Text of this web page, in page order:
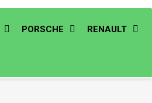
PORSCHE RENAULT